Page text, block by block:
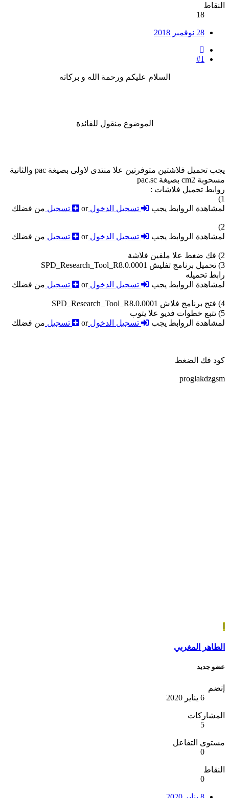
النقاط
18
28 نوفمبر 2018
#1
السلام عليكم ورحمة الله و بركاته
الموضوع منقول للفائدة
يجب تحميل فلاشتين متوفرتين علا منتدى لاولى بصيغة pac والثانية
مسحوبة cm2 بصيغة pac.sc
روابط تحميل فلاشات :
1)
لمشاهدة الروابط يجب
تسجيل الدخولor تسجيل من فضلك
2)
لمشاهدة الروابط يجب
تسجيل الدخولor تسجيل من فضلك
2) فك ضغط علا ملفين فلاشة
3) تحميل برنامج تفليش SPD_Research_Tool_R8.0.0001
رابط تحميله
لمشاهدة الروابط يجب
تسجيل الدخولor تسجيل من فضلك
4) فتح برنامج فلاش SPD_Research_Tool_R8.0.0001
5) تتبع خطوات فديو علا يتوب
لمشاهدة الروابط يجب
تسجيل الدخولor تسجيل من فضلك
كود فك الضغط
proglakdzgsm
الطاهر المغربي
عضو جديد
إنضم
6 يناير 2020
المشاركات
5
مستوى التفاعل
0
النقاط
0